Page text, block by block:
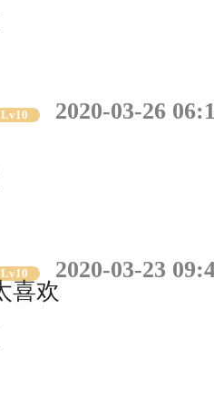
Lv10
2020-03-26
Lv10
2020-03-23
喜欢